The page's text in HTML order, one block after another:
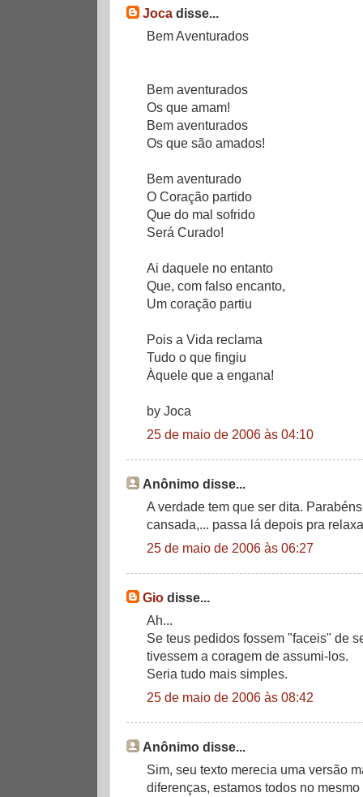
Joca disse...
Bem Aventurados
Bem aventurados
Os que amam!
Bem aventurados
Os que são amados!
Bem aventurado
O Coração partido
Que do mal sofrido
Será Curado!
Ai daquele no entanto
Que, com falso encanto,
Um coração partiu
Pois a Vida reclama
Tudo o que fingiu
Àquele que a engana!
by Joca
25 de maio de 2006 às 04:10
Anônimo disse...
A verdade tem que ser dita.
cansada,... passa lá depois pra
25 de maio de 2006 às 06:27
Gio disse...
Ah...
Se teus pedidos fossem "faceis" de
tivessem a coragem de assumi-los.
Seria tudo mais simples.
25 de maio de 2006 às 08:42
Anônimo disse...
Sim, seu texto merecia uma versão
diferenças, estamos todos no mesmo